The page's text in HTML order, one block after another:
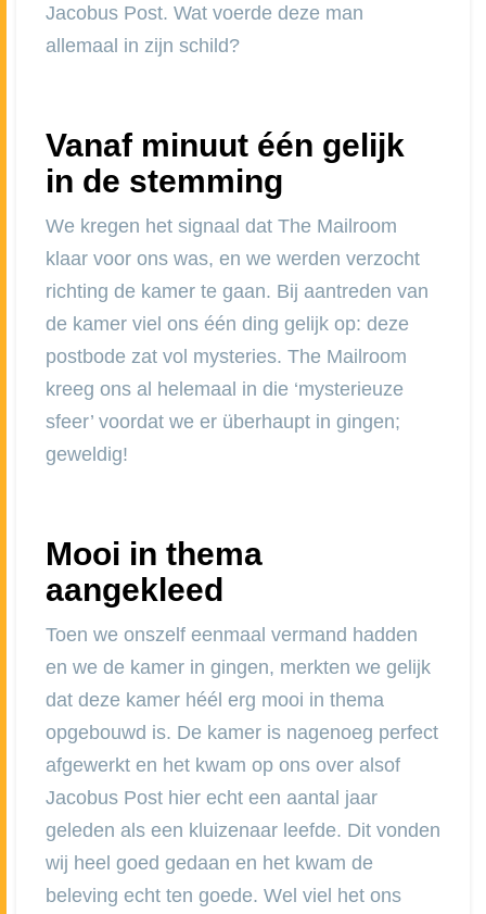
Jacobus Post. Wat voerde deze man
allemaal in zijn schild?
Vanaf minuut één gelijk
in de stemming
We kregen het signaal dat The Mailroom
klaar voor ons was, en we werden verzocht
richting de kamer te gaan. Bij aantreden van
de kamer viel ons één ding gelijk op: deze
postbode zat vol mysteries. The Mailroom
kreeg ons al helemaal in die ‘mysterieuze
sfeer’ voordat we er überhaupt in gingen;
geweldig!
Mooi in thema
aangekleed
Toen we onszelf eenmaal vermand hadden
en we de kamer in gingen, merkten we gelijk
dat deze kamer héél erg mooi in thema
opgebouwd is. De kamer is nagenoeg perfect
afgewerkt en het kwam op ons over alsof
Jacobus Post hier echt een aantal jaar
geleden als een kluizenaar leefde. Dit vonden
wij heel goed gedaan en het kwam de
beleving echt ten goede. Wel viel het ons